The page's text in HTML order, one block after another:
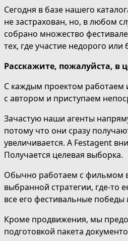
Сегодня в базе нашего
не застрахован, но, в любом
собрано множество
тех, где участие недорого
Расскажите, пожалуйста, в
С каждым проектом работаем
с автором и приступаем
Зачастую наши агенты
потому что они сразу
увеличивается. А Festagent
Получается целевая выборка.
Обычно работаем с фильмом в
выбранной стратегии, где-то
все его фестивальные
Кроме продвижения, мы
подготовкой пакета